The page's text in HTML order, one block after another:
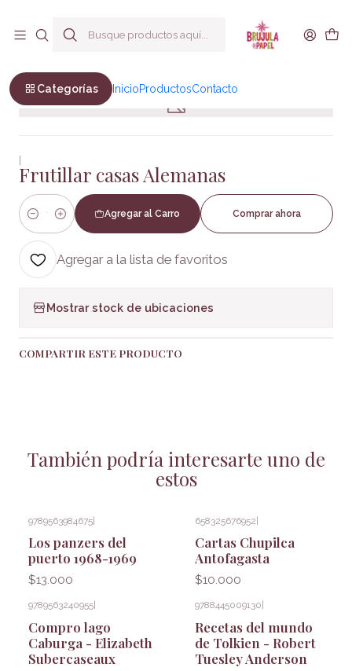
Categorías InicioProductosContacto
Frutillar casas Alemanas
|
Frutillar casas Alemanas
Cantidad
Agregar al Carro Comprar ahora
Agregar a la lista de favoritos
Mostrar stock de ubicaciones
COMPARTIR ESTE PRODUCTO
También podría interesarte uno de
estos
9789563984675
Los panzers del
puerto 1968-1969
$13.000
658325676952
Cartas Chupilca
Antofagasta
$10.000
9789563240955
Compro lago
Caburga - Elizabeth
Subercaseaux
9788445009130
Recetas del mundo
de Tolkien - Robert
Tuesley Anderson